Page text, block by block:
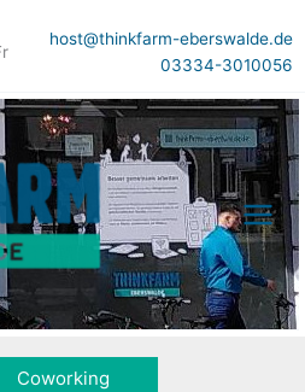
host@thinkfarm-eberswalde.de
03334-3010056
Coworking